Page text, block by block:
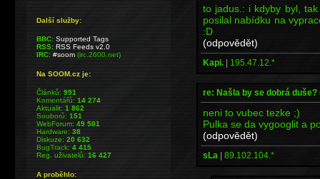
to jadus.: i kdyby byl,
posilal nabídku na
:D
(odpovědět)
Kapi. | 195.47.12.*
re: Našla by se dobrá
neni to vubec tezke ;)
Pulka se da vygooglit a
(odpovědět)
sLa | 89.102.104.*
Další služby:
BBC: Supported Tags
RSS: RSS Feeds v2.0
IRC: #soom(irc.2600.net)
Na SOOM.cz je:
Článků:991
Komentářů:14 274
Aktualit:1 862
Souborů:151
WebForum:49 501
Hardware:38
Diskuze:20 632
BugTrack:4 415
Reg. uživatelů:16 427
A proběhlo: